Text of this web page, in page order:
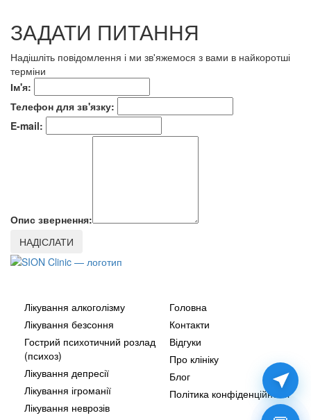
ЗАДАТИ ПИТАННЯ
Надішліть повідомлення і ми зв'яжемося з вами в найкоротші
терміни
Ім'я:
Телефон для зв'язку:
E-mail:
Опис звернення:
Лікування алкоголізму
Лікування безсоння
Гострий психотичний розлад
(психоз)
Лікування депресії
Лікування ігроманії
Лікування неврозів
Головна
Контакти
Відгуки
Про клініку
Блог
Політика конфіденційності